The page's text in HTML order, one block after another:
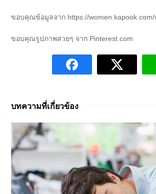
ขอบคุณข้อมูลจาก https://women.kapook.com/
ขอบคุณรูปภาพสวยๆ จาก Pinterest.com
บทความที่เกี่ยวข้อง